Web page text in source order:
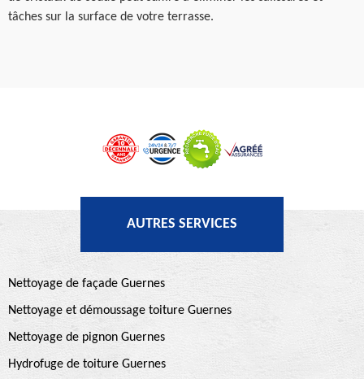
tâches sur la surface de votre terrasse.
AUTRES SERVICES
Nettoyage de façade Guernes
Nettoyage et démoussage toiture Guernes
Nettoyage de pignon Guernes
Hydrofuge de toiture Guernes